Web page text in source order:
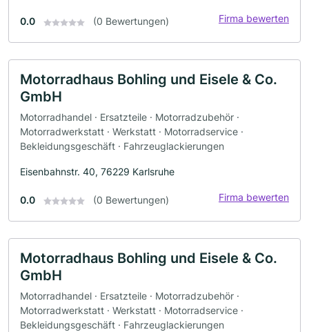
0.0 (0 Bewertungen) Firma bewerten
Motorradhaus Bohling und Eisele & Co.
GmbH
Motorradhandel · Ersatzteile · Motorradzubehör ·
Motorradwerkstatt · Werkstatt · Motorradservice ·
Bekleidungsgeschäft · Fahrzeuglackierungen
Eisenbahnstr. 40, 76229 Karlsruhe
0.0 (0 Bewertungen) Firma bewerten
Motorradhaus Bohling und Eisele & Co.
GmbH
Motorradhandel · Ersatzteile · Motorradzubehör ·
Motorradwerkstatt · Werkstatt · Motorradservice ·
Bekleidungsgeschäft · Fahrzeuglackierungen